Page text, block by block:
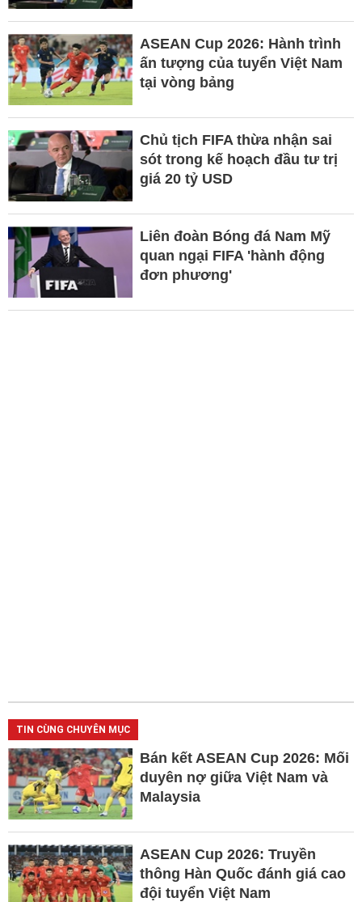
ASEAN Cup 2026: Hành trình
ấn tượng của tuyển Việt Nam
tại vòng bảng
Chủ tịch FIFA thừa nhận sai
sót trong kế hoạch đầu tư trị
giá 20 tỷ USD
Liên đoàn Bóng đá Nam Mỹ
quan ngại FIFA 'hành động
đơn phương'
TIN CÙNG CHUYÊN MỤC
Bán kết ASEAN Cup 2026: Mối
duyên nợ giữa Việt Nam và
Malaysia
ASEAN Cup 2026: Truyền
thông Hàn Quốc đánh giá cao
đội tuyển Việt Nam